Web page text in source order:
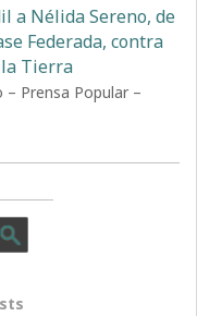
a Nélida Sereno, de
Federada, contra
Tierra
Prensa Popular –